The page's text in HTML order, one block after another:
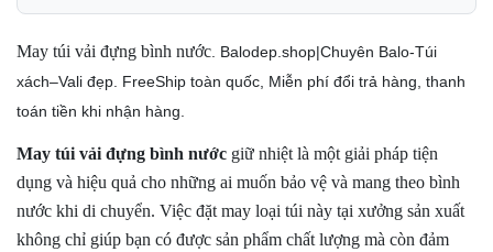
1. Lợi ích của túi vải đựng bình nước giữ nhiệt
2. Các yếu tố cần lưu ý khi đặt may túi vải đựng bình nước
Chất liệu vải may túi đựng bình nước
Kích thước túi:
Thiết kế túi:
Trang trí:
Số lượng đặt hàng:
3. Giá tại xưởng sản xuất túi vải
May túi vải đựng bình nước Balodep.shop|Chuyên Balo-Túi
xách–Vali đẹp. FreeShip toàn quốc, Miễn phí đổi trả hàng, thanh
toán tiền khi nhận hàng.
May túi vải đựng bình nước giữ nhiệt là một giải pháp tiện
dụng và hiệu quả cho những ai muốn bảo vệ và mang theo bình
nước khi di chuyển. Việc đặt may loại túi này tại xưởng sản xuất
không chỉ giúp bạn có được sản phẩm chất lượng mà còn đảm